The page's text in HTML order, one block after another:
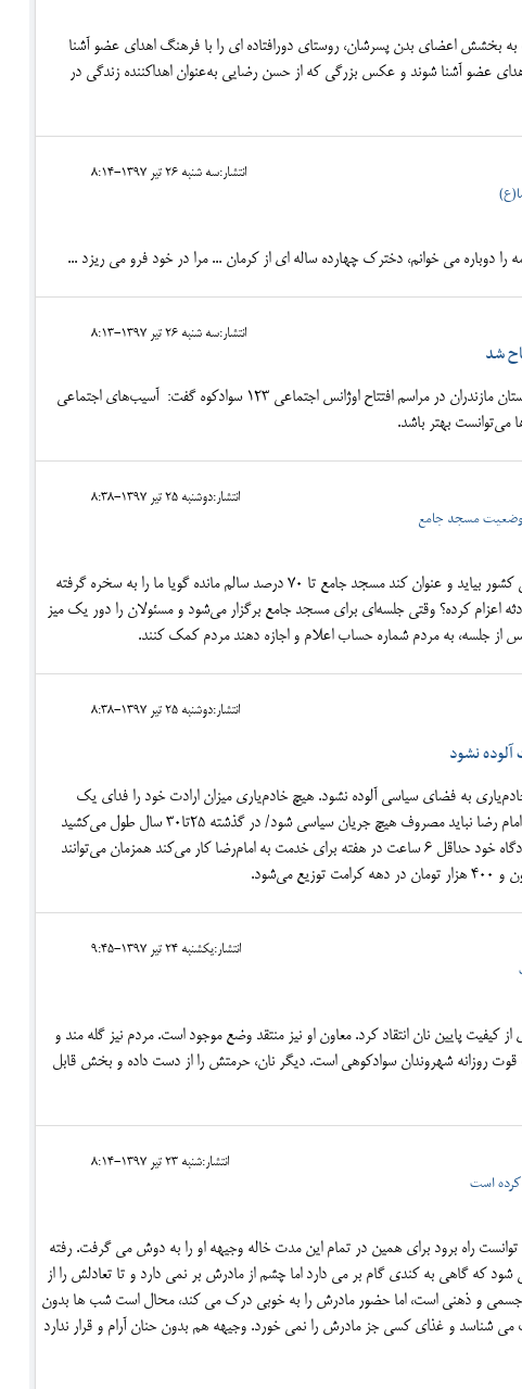
به بخشش اعضای بدن پسرشان، روستای دورافتاده ای را با فرهنگ اهدای عضو آشنا
عضو آشنا شوند و عکس بزرگی که از حسن رضایی به‌عنوان اهدا‌کننده زندگی در
انتشار:سه شنبه 26 تير 1397-8:14
دوباره می خوانم، دخترک چهارده ساله ای از کرمان ... مرا در خود فرو می ریزد ...
انتشار:سه شنبه 26 تير 1397-8:13
معاون امور مسکن و اشتغال اداره‌ کل بهزیستی استان مازندران در مراسم افتتاح اوژانس اجتماعی ۱۲۳ سوادکوه گفت: آسیب‌های اجتماعی
می‌توانست بهتر باشد.
انتشار:دوشنبه 25 تير 1397-8:38
وضعیت مسجد جامع
این که مسئولی از میراث فرهنگی کشور بیاید و عنوان کند مسجد جامع تا ۷۰ درصد سالم مانده گویا ما را به سخره گرفته
اعزام کرده؟ وقتی جلسه‌ای برای مسجد جامع برگزار می‌شود و مسئولان را دور یک میز
از جلسه، به مردم شماره حساب اعلام و اجازه دهند مردم کمک کنند.
انتشار:دوشنبه 25 تير 1397-8:38
نشود
به فضای سیاسی آلوده نشود. هیچ خادم‌یاری میزان ارادت خود را فدای یک
جریان سیاسی نمی‌کند. معتقدیم صیانت از سیره امام رضا نباید مصروف هیچ جریان سیاسی شود/ در گذشته ۲۵تا۳۰ سال طول می‌کشید
الان به مدت ۳ ماه رسیده است و هر کسی در زادگاه خود حداقل ۶ ساعت در هفته برای خدمت به امام‌رضا کار می‌کند همزمان می‌توانند
انتشار:يکشنبه 24 تير 1397-9:45
کیفیت پایین نان انتقاد کرد. معاون او نیز منتقد وضع موجود است. مردم نیز گله مند و
قوت روزانه شهروندان سوادکوهی است. دیگر نان، حرمتش را از دست داده و بخش قابل
انتشار:شنبه 23 تير 1397-8:14
كرده است
يک کلمه به زبان بياورد، او تا 12 سالگي نمي توانست راه برود براي همين در تمام اين مدت خاله وجيهه او را به دوش مي گرفت. رفته
ورزش ها و ماساژها وضعيت او بهتر شد و حالا 4 سالي مي شود که گاهي به کندي گام بر مي دارد اما چشم از مادرش بر نمي دارد و تا تعادلش را از
و ذهني است، اما حضور مادرش را به خوبي درک مي کند، محال است شب ها بدون
شناسد و غذاي کسي جز مادرش را نمي خورد. وجيهه هم بدون حنان آرام و قرار ندارد